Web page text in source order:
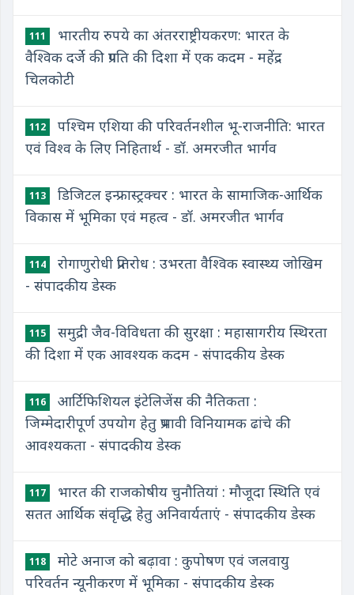
111
भारतीय रुपये का अंतरराष्ट्रीयकरण: भारत के
वैश्विक दर्जे की प्रगति की दिशा में एक कदम - महेंद्र
चिलकोटी
112
पश्चिम एशिया की परिवर्तनशील भू-राजनीति: भारत
एवं विश्व के लिए निहितार्थ - डॉ. अमरजीत भार्गव
113
डिजिटल इन्फ्रास्ट्रक्चर : भारत के सामाजिक-आर्थिक
विकास में भूमिका एवं महत्व - डॉ. अमरजीत भार्गव
114
रोगाणुरोधी प्रतिरोध : उभरता वैश्विक स्वास्थ्य जोखिम
- संपादकीय डेस्क
115
समुद्री जैव-विविधता की सुरक्षा : महासागरीय स्थिरता
की दिशा में एक आवश्यक कदम - संपादकीय डेस्क
116
आर्टिफिशियल इंटेलिजेंस की नैतिकता :
जिम्मेदारीपूर्ण उपयोग हेतु प्रभावी विनियामक ढांचे की
आवश्यकता - संपादकीय डेस्क
117
भारत की राजकोषीय चुनौतियां : मौजूदा स्थिति एवं
सतत आर्थिक संवृद्धि हेतु अनिवार्यताएं - संपादकीय डेस्क
118
मोटे अनाज को बढ़ावा : कुपोषण एवं जलवायु
परिवर्तन न्यूनीकरण में भूमिका - संपादकीय डेस्क